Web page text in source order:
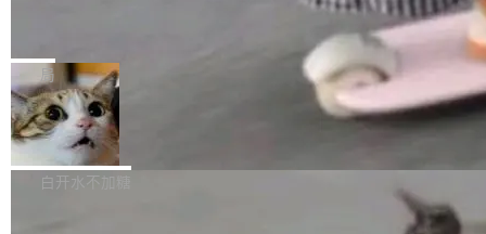
个小型数据库，应用天然按分片构建，单个数据
库的竞争和爆炸半径问题在设计层面就被消除
了。 闲置的 cell 会休眠到几乎不占资源。当 cel
l 迁移或唤醒时，新宿主从 S3 恢复 SQLite 数据
库继续执行。存储库是持久化的唯一真相...
高价的三星折叠（三星Galaxy Z Fold8 Ultra / Z
Fold8 / Z Flip8）外，其余要么是中低端机器，
例如iQOO Z11i、REDMI Note 17、REDMI No
te 17 Pro、OPPO K15，要么是vivo X300 E这
样的次旗舰。 Galaxy Z Fold8 Ultra / Z Fold8 /
Z Flip8三款折叠屏新机均在7月22日发布，且全
部搭载骁龙8 Elite Gen5 for Galaxy，它们本该
Zed 编辑器团队发布了新项目——DeltaDB，一
个在 git commit 之间记录每一次编辑操作的版
本控制系统。目前处于 Early Access 阶段。 De
ltaDB 的核心思路直接写在 landing page 最显
眼的位置：「Software is made between com
mits」——软件是在 commit 之间写出来的。git
局
SpaceXAI 单季资本开支达 183 亿美元
根据风险投资人Tomer Tunguz 博客（VC 分
析）披露的最新分析与第二季度业绩报告，Spac
白开水不加糖